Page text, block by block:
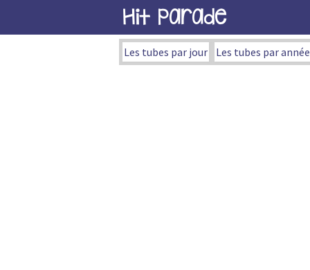
Hit Parade
Les tubes par jour Les tubes par année